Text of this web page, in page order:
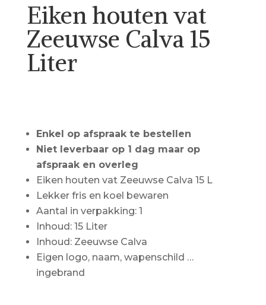
Eiken houten vat
Zeeuwse Calva 15
Liter
Enkel op afspraak te bestellen
Niet leverbaar op 1 dag maar op
afspraak en overleg
Eiken houten vat Zeeuwse Calva 15 L
Lekker fris en koel bewaren
Aantal in verpakking: 1
Inhoud: 15 Liter
Inhoud: Zeeuwse Calva
Eigen logo, naam, wapenschild …
ingebrand